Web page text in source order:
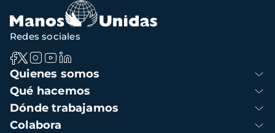
Navegación
principal
Quienes somos
Qué hacemos
Dónde trabajamos
Colabora
Redes sociales